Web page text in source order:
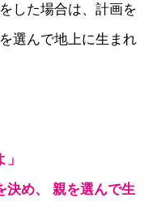
した場合は、計画を
選んで地上に生まれ
決め、 親を選んで生